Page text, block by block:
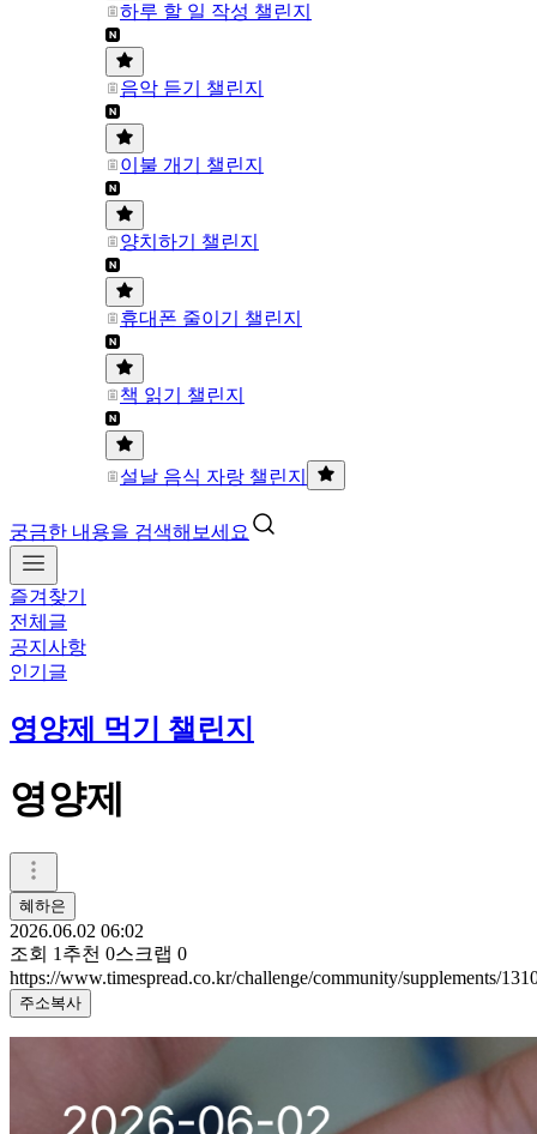
하루 할 일 작성 챌린지
음악 듣기 챌린지
이불 개기 챌린지
양치하기 챌린지
휴대폰 줄이기 챌린지
책 읽기 챌린지
설날 음식 자랑 챌린지
궁금한 내용을 검색해보세요
즐겨찾기
전체글
공지사항
인기글
영양제 먹기 챌린지
영양제
혜하은
2026.06.02 06:02
조회 1 추천 0스크랩 0
https://www.timespread.co.kr/challenge/community/supplements/
주소복사